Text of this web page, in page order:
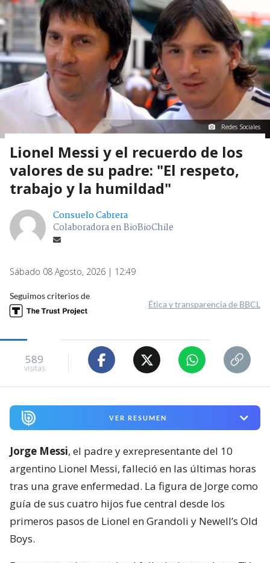
Redes Sociales
Lionel Messi y el recuerdo de los
valores de su padre: "El respeto,
trabajo y la humildad"
Consuelo Cabrera
Colaboradora en BioBioChile
Sábado 08 Agosto, 2026 | 12:49
Seguimos criterios de
Ética y transparencia de BBCL
589
visitas
VER RESUMEN
Jorge Messi, el padre y exrepresentante del 10
argentino Lionel Messi, falleció en las últimas horas
tras una grave enfermedad. La figura de Jorge como
guía de sus cuatro hijos fue central desde los
primeros pasos de Lionel en Grandoli y Newell’s Old
Boys.